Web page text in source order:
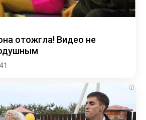
отожгла! Видео не
41
i